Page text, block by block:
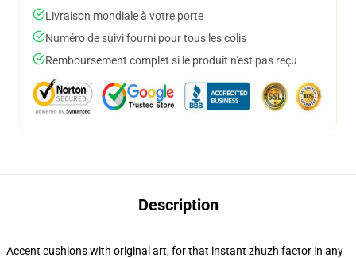
Livraison mondiale à votre porte
Numéro de suivi fourni pour tous les colis
Remboursement complet si le produit n'est pas reçu
Description
Accent cushions with original art, for that instant zhuzh factor in any